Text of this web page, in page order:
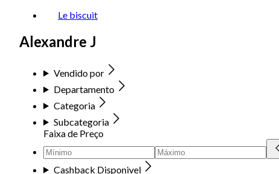
Le biscuit
Alexandre J
Vendido por
Departamento
Categoria
Subcategoria
Faixa de Preço
Cashback Disponivel